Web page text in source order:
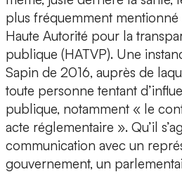
plus fréquemment mentionné
Haute Autorité pour la
publique (HATVP). Une
Sapin de 2016, auprès de
toute personne tentant
publique, notamment « le
acte réglementaire ». Qu’il
communication avec un
gouvernement, un